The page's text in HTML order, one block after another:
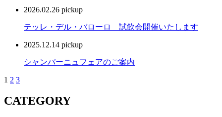
2026.02.26 pickup
テッレ・デル・バローロ 試飲会開催いたします
2025.12.14 pickup
シャンパーニュフェアのご案内
1 2 3
CATEGORY